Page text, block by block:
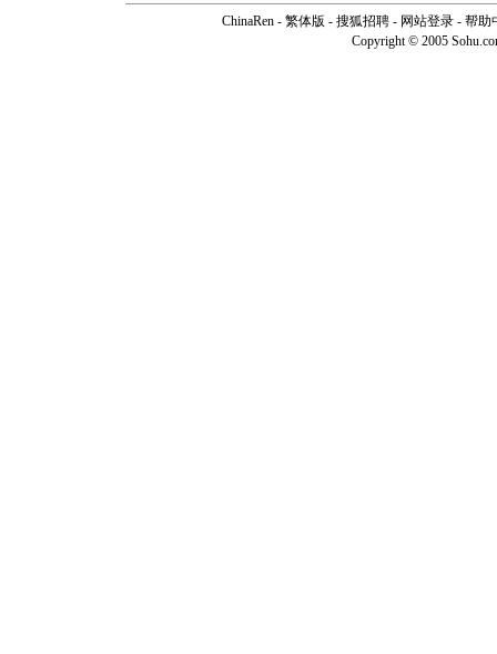
ChinaRen - 繁体版 - 搜狐招聘 - 网站登录 - 帮助
Copyright © 2005